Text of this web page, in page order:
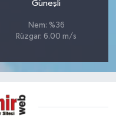
Güneşli
Nem: %36
Rüzgar: 6.00 m/s